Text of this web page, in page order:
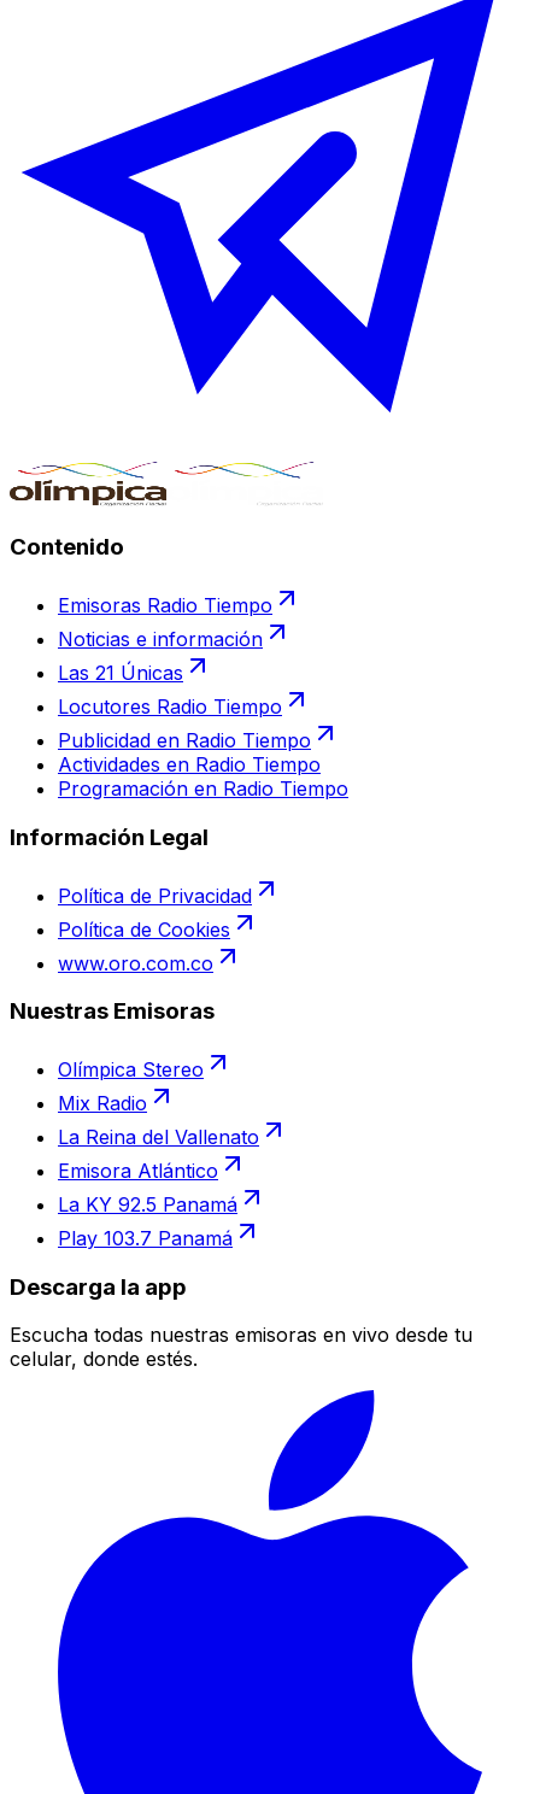
Contenido
Emisoras Radio Tiempo
Noticias e información
Las 21 Únicas
Locutores Radio Tiempo
Publicidad en Radio Tiempo
Actividades en Radio Tiempo
Programación en Radio Tiempo
Información Legal
Política de Privacidad
Política de Cookies
www.oro.com.co
Nuestras Emisoras
Olímpica Stereo
Mix Radio
La Reina del Vallenato
Emisora Atlántico
La KY 92.5 Panamá
Play 103.7 Panamá
Descarga la app
Escucha todas nuestras emisoras en vivo desde tu
celular, donde estés.